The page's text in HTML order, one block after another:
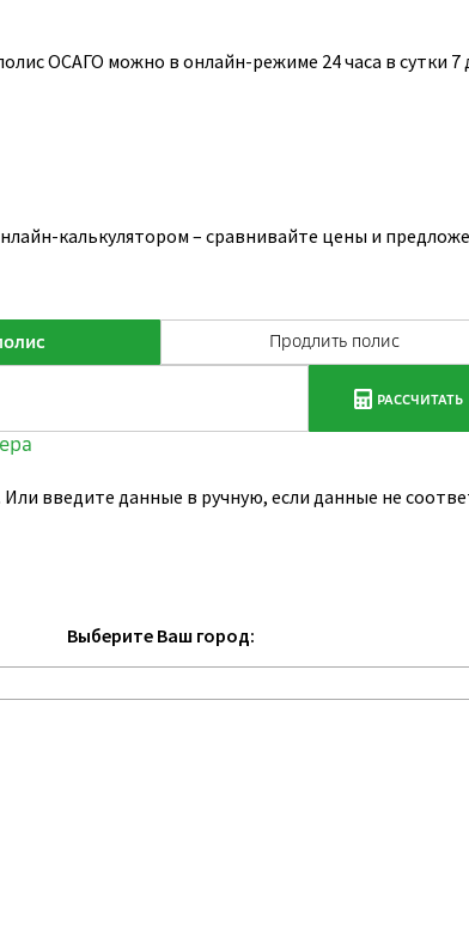
ОСАГО можно в онлайн-режиме 24 часа в сутки
калькулятором – сравнивайте цены и
введите данные в ручную, если данные не
Выберите Ваш город: